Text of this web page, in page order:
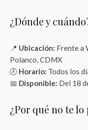
¿Dónde y
📍 Ubicación: Frente a
Polanco, CDMX
🕗 Horario: Todos los
📅 Disponible: Del 18
¿Por qué no te